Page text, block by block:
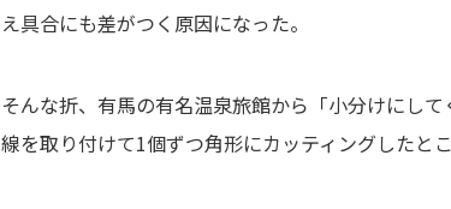
え具合にも差がつく原因になった。
そんな折、有馬の有名温泉旅館から「小分けにし
線を取り付けて1個ずつ角形にカッティングしたと